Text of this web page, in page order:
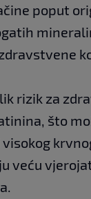
poput
rizik za
što
veću